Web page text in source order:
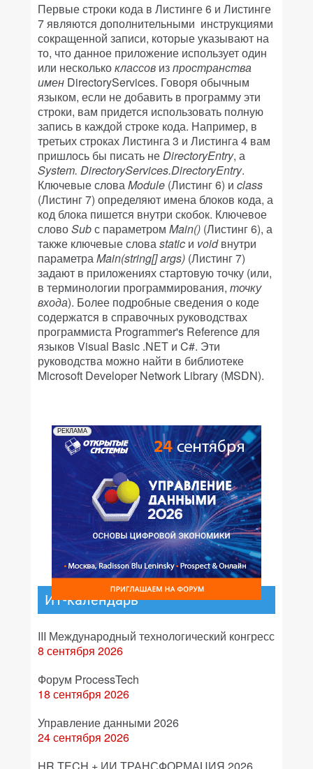
Первые строки кода в Листинге 6 и Листинге
7 являются дополнительными инструкциями
сокращенной записи, которые указывают на
то, что данное приложение использует один
или несколькоклассов изпространства
имен DirectoryServices. Говоря обычным
языком, если не добавить в программу эти
строки, вам придется использовать полную
запись в каждой строке кода. Например, в
третьих строках Листинга 3 и Листинга 4 вам
пришлось бы писать неDirectoryEntry, а
System. DirectoryServices.DirectoryEntry.
Ключевые словаModule (Листинг 6) и class
(Листинг 7) определяют имена блоков кода, а
код блока пишется внутри скобок. Ключевое
словоSubс параметром Main() (Листинг 6), а
также ключевые словаstatic и voidвнутри
параметраMain(string[]args) (Листинг 7)
задают в приложениях стартовую точку (или,
в терминологии программирования, точку
входа). Более подробные сведения о коде
содержатся в справочных руководствах
программиста Programmer's Reference для
языков Visual Basic .NET и C#. Эти
руководства можно найти в библиотеке
Microsoft Developer Network Library (MSDN).
РЕКЛАМА
ИТ-календарь
III Международный технологический конгресс
8 сентября 2026
Форум ProcessTech
18 сентября 2026
Управление данными 2026
24 сентября 2026